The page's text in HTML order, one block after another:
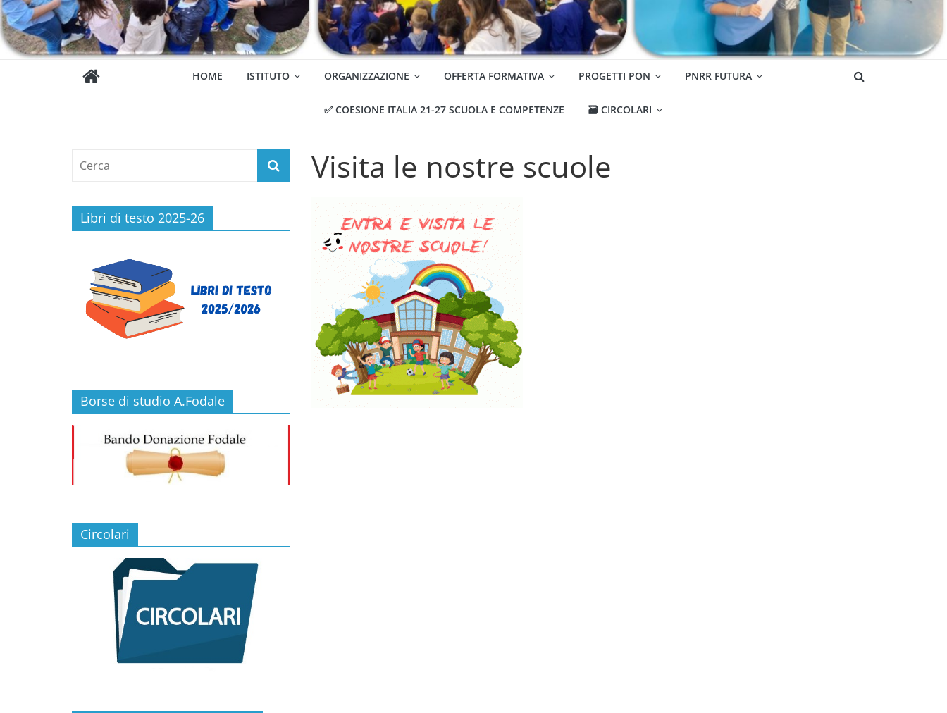
HOME ISTITUTO ORGANIZZAZIONE OFFERTA FORMATIVA PROGETTI PON PNRR FUTURA
✅ COESIONE ITALIA 21-27 SCUOLA E COMPETENZE 🗃️ CIRCOLARI
Visita le nostre scuole
Libri di testo 2025-26
Borse di studio A.Fodale
Circolari